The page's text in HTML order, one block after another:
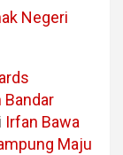
Negeri
Irfan Bawa
Maju